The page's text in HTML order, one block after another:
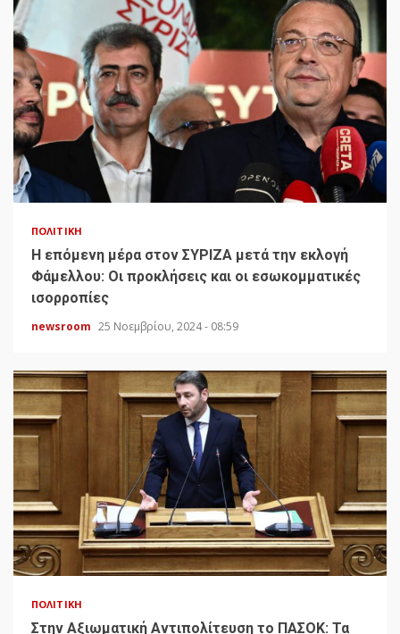
ΠΟΛΙΤΙΚΉ
H επόμενη μέρα στον ΣΥΡΙΖΑ μετά την εκλογή
Φάμελλου: Οι προκλήσεις και οι εσωκομματικές
ισορροπίες
newsroom 25 Νοεμβρίου, 2024 - 08:59
ΠΟΛΙΤΙΚΉ
Στην Αξιωματική Αντιπολίτευση το ΠΑΣΟΚ: Τα